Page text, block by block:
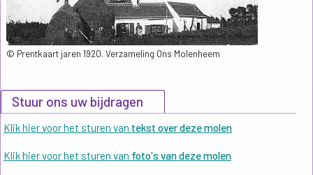
© Prentkaart jaren 1920. Verzameling Ons Molenheem
Stuur ons uw bijdragen
Klik hier voor het sturen van tekst over deze molen
Klik hier voor het sturen van foto's van deze molen